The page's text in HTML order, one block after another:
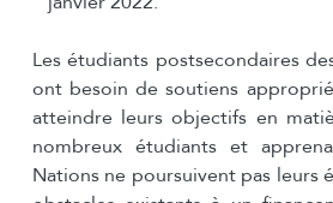
Les étudiants postsecondaires
ont besoin de soutiens
atteindre leurs objectifs en
nombreux étudiants et
Nations ne poursuivent pas leurs